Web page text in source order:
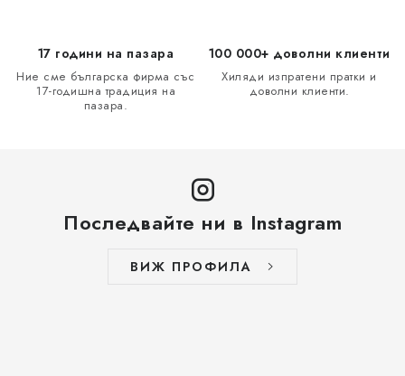
17 години на пазара
Ние сме българска фирма със
17-годишна традиция на
пазара.
100 000+ доволни клиенти
Хиляди изпратени пратки и
доволни клиенти.
Последвайте ни в Instagram
ВИЖ ПРОФИЛА